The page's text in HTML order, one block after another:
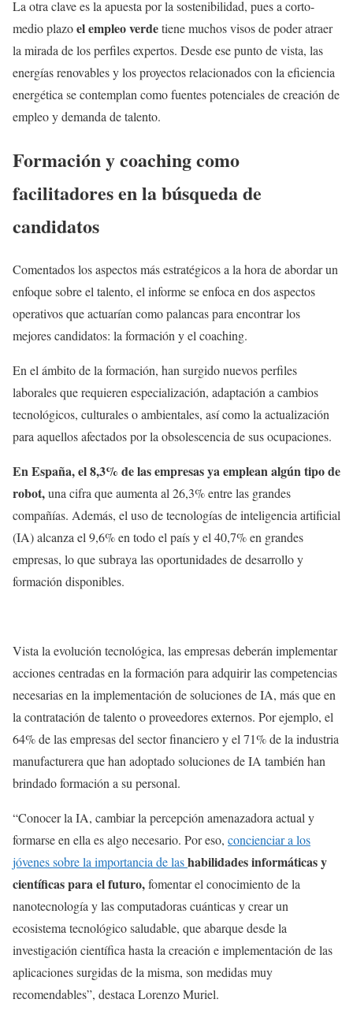
La otra clave es la apuesta por la sostenibilidad, pues a corto-
medio plazoel empleo verdetiene muchos visos de poder atraer
la mirada de los perfiles expertos. Desde ese punto de vista, las
energías renovables y los proyectos relacionados con la eficiencia
energética se contemplan como fuentes potenciales de creación de
empleo y demanda de talento.
Formación y coaching como
facilitadores en la búsqueda de
candidatos
Comentados los aspectos más estratégicos a la hora de abordar un
enfoque sobre el talento, el informe se enfoca en dos aspectos
operativos que actuarían como palancas para encontrar los
mejores candidatos: la formación y el coaching.
En el ámbito de la formación, han surgido nuevos perfiles
laborales que requieren especialización, adaptación a cambios
tecnológicos, culturales o ambientales, así como la actualización
para aquellos afectados por la obsolescencia de sus ocupaciones.
En España, el 8,3% de las empresas ya emplean algún tipo de
robot,una cifra que aumenta al 26,3% entre las grandes
compañías. Además, el uso de tecnologías de inteligencia artificial
(IA) alcanza el 9,6% en todo el país y el 40,7% en grandes
empresas, lo que subraya las oportunidades de desarrollo y
formación disponibles.
Vista la evolución tecnológica, las empresas deberán implementar
acciones centradas en la formación para adquirir las competencias
necesarias en la implementación de soluciones de IA, más que en
la contratación de talento o proveedores externos. Por ejemplo, el
64% de las empresas del sector financiero y el 71% de la industria
manufacturera que han adoptado soluciones de IA también han
brindado formación a su personal.
“Conocer la IA, cambiar la percepción amenazadora actual y
formarse en ella es algo necesario. Por eso, concienciar a los
jóvenes sobre la importancia de lashabilidades informáticas y
científicas para el futuro,fomentar el conocimiento de la
nanotecnología y las computadoras cuánticas y crear un
ecosistema tecnológico saludable, que abarque desde la
investigación científica hasta la creación e implementación de las
aplicaciones surgidas de la misma, son medidas muy
recomendables”, destaca Lorenzo Muriel.